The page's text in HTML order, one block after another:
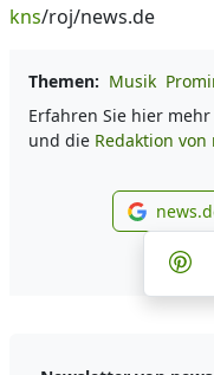
kns/roj/news.de
Themen: Musik
Erfahren Sie hier
und die Redaktion von